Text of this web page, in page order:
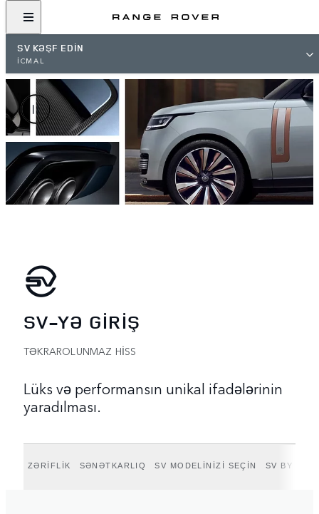
SV KƏŞF EDİN
İCMAL
SV-YƏ GİRİŞ
TƏKRAROLUNMAZ HİSS
Lüks və performansın unikal ifadələrinin
yaradılması.
ZƏRİFLİK SƏNƏTKARLIQ SV MODELİNİZİ SEÇİN SV BY